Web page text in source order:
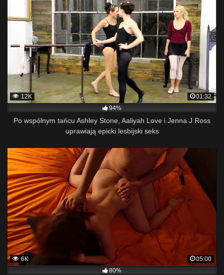
12K
01:32
94%
Po wspólnym tańcu Ashley Stone, Aaliyah Love i Jenna J Ross
uprawiają epicki lesbijski seks
6K
05:00
80%